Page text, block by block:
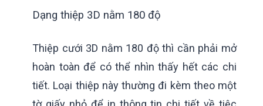
Dạng thiệp 3D nằm 180 độ
Thiệp cưới 3D nằm 180 độ thì cần phải mở
hoàn toàn để có thể nhìn thấy hết các chi
tiết. Loại thiệp này thường đi kèm theo một